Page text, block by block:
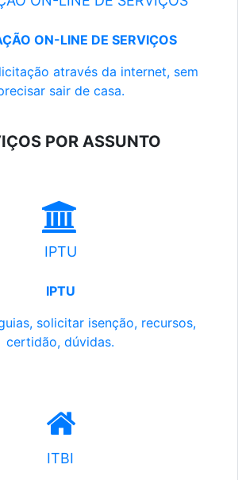
ON-LINE DE SERVIÇOS
através da internet, sem
sair de casa.
POR ASSUNTO
IPTU
IPTU
solicitar isenção, recursos,
certidão, dúvidas.
ITBI